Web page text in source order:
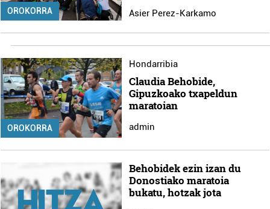
OROKORRA Asier Perez-Karkamo
OROKORRA
Hondarribia
Claudia Behobide,
Gipuzkoako txapeldun
maratoian
admin
Behobidek ezin izan du
Donostiako maratoia
bukatu, hotzak jota